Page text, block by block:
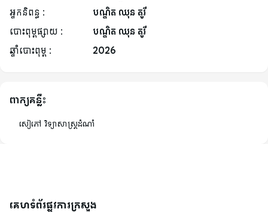
អ្នកនិពន្ធ :
បណ្ឌិត ឈុន តូរី
បោះពុម្ពផ្សាយ :
បណ្ឌិត ឈុន តូរី
ឆ្នាំបោះពុម្ព :
2026
ពាក្យគន្លឹះ
សៀភៅ វិទ្យាសាស្រ្តដំណាំ
គេហទំព័រផ្លូវការក្រសួង